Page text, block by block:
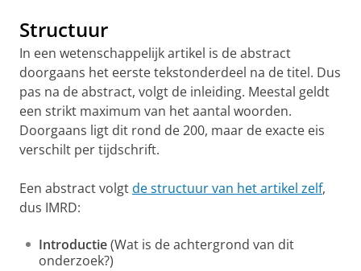
Structuur
In een wetenschappelijk artikel is de abstract
doorgaans het eerste tekstonderdeel na de titel. Dus
pas na de abstract, volgt de inleiding. Meestal geldt
een strikt maximum van het aantal woorden.
Doorgaans ligt dit rond de 200, maar de exacte eis
verschilt per tijdschrift.
Een abstract volgtde structuur van het artikel zelf,
dus IMRD:
Introductie(Wat is de achtergrond van dit
onderzoek?)